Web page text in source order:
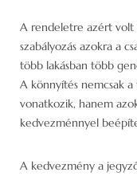
A rendeletre azért volt
szabályozás azokra a
több lakásban több
A könnyítés nemcsak
vonatkozik, hanem
kedvezménnyel
A kedvezmény a